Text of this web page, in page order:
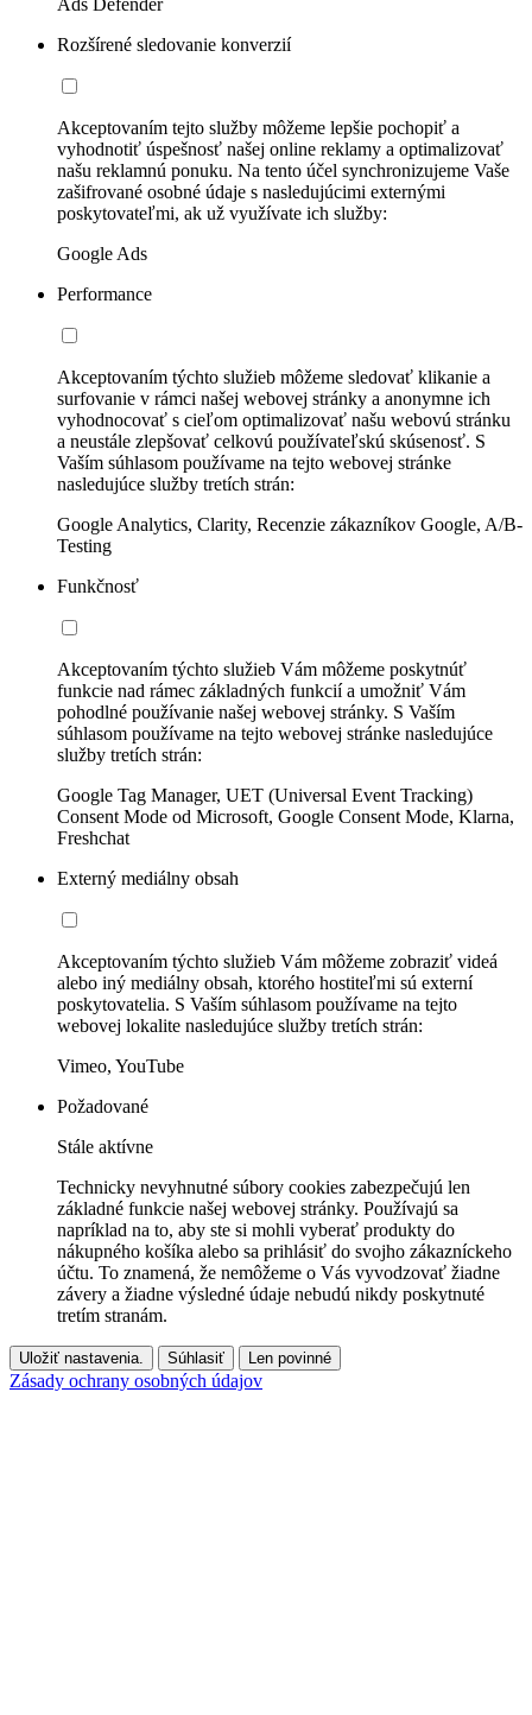
Ads Defender
Rozšírené sledovanie konverzií
Akceptovaním tejto služby môžeme lepšie pochopiť a
vyhodnotiť úspešnosť našej online reklamy a optimalizovať
našu reklamnú ponuku. Na tento účel synchronizujeme Vaše
zašifrované osobné údaje s nasledujúcimi externými
poskytovateľmi, ak už využívate ich služby:
Google Ads
Performance
Akceptovaním týchto služieb môžeme sledovať klikanie a
surfovanie v rámci našej webovej stránky a anonymne ich
vyhodnocovať s cieľom optimalizovať našu webovú stránku
a neustále zlepšovať celkovú používateľskú skúsenosť. S
Vaším súhlasom používame na tejto webovej stránke
nasledujúce služby tretích strán:
Google Analytics, Clarity, Recenzie zákazníkov Google, A/B-
Testing
Funkčnosť
Akceptovaním týchto služieb Vám môžeme poskytnúť
funkcie nad rámec základných funkcií a umožniť Vám
pohodlné používanie našej webovej stránky. S Vaším
súhlasom používame na tejto webovej stránke nasledujúce
služby tretích strán:
Google Tag Manager, UET (Universal Event Tracking)
Consent Mode od Microsoft, Google Consent Mode, Klarna,
Freshchat
Externý mediálny obsah
Akceptovaním týchto služieb Vám môžeme zobraziť videá
alebo iný mediálny obsah, ktorého hostiteľmi sú externí
poskytovatelia. S Vaším súhlasom používame na tejto
webovej lokalite nasledujúce služby tretích strán:
Vimeo, YouTube
Požadované
Stále aktívne
Technicky nevyhnutné súbory cookies zabezpečujú len
základné funkcie našej webovej stránky. Používajú sa
napríklad na to, aby ste si mohli vyberať produkty do
nákupného košíka alebo sa prihlásiť do svojho zákazníckeho
účtu. To znamená, že nemôžeme o Vás vyvodzovať žiadne
závery a žiadne výsledné údaje nebudú nikdy poskytnuté
tretím stranám.
Uložiť nastavenia. Súhlasiť Len povinné
Zásady ochrany osobných údajov